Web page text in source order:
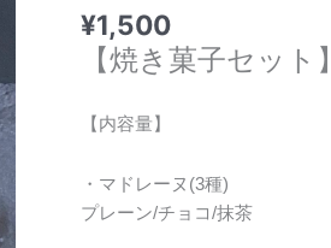
¥1,500
【焼き菓子セット】
【内容量】
・マドレーヌ(3種)
プレーン/チョコ/抹茶